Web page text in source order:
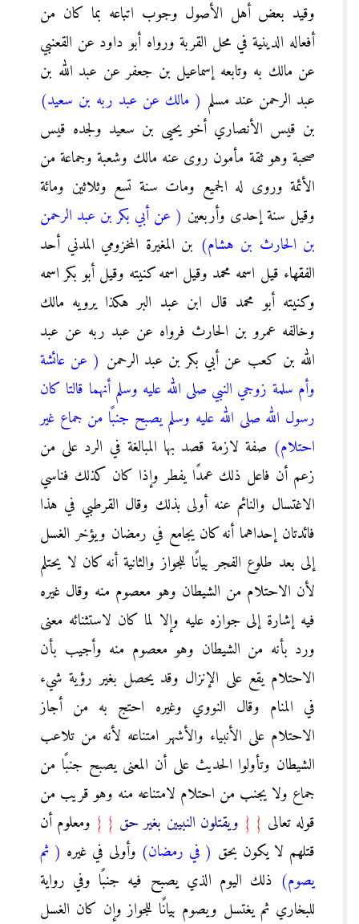
وقيد بعض أهل الأصول وجوب اتباعه بما كان من
أفعاله الدينية في محل القربة ورواه أبو داود عن القعنبي
عن مالك به وتابعه إسماعيل بن جعفر عن عبد الله بن
عبد الرحمن عند مسلم ( مالك عن عبد ربه بن سعيد)
بن قيس الأنصاري أخو يحيى بن سعيد ولجده قيس
صحبة وهو ثقة مأمون روى عنه مالك وشعبة وجماعة من
الأئمة وروى له الجميع ومات سنة تسع وثلاثين ومائة
وقيل سنة إحدى وأربعين ( عن أبي بكر بن عبد الرحمن
بن الحارث بن هشام) بن المغيرة المخزومي المدني أحد
الفقهاء قيل اسمه محمد وقيل اسمه كنيته وقيل أبو بكر اسمه
وكنيته أبو محمد قال ابن عبد البر هكذا يرويه مالك
وخالفه عمرو بن الحارث فرواه عن عبد ربه عن عبد
الله بن كعب عن أبي بكر بن عبد الرحمن ( عن عائشة
وأم سلمة زوجي النبي صلى الله عليه وسلم أنهما قالتا كان
رسول الله صلى الله عليه وسلم يصبح جنبًا من جماع غير
احتلام) صفة لازمة قصد بها المبالغة في الرد على من
زعم أن فاعل ذلك عمدًا يفطر وإذا كان كذلك فناسي
الاغتسال والنائم عنه أولى بذلك وقال القرطبي في هذا
فائدتان إحداهما أنه كان يجامع في رمضان ويؤخر الغسل
إلى بعد طلوع الفجر بيانًا للجواز والثانية أنه كان لا يحتلم
لأن الاحتلام من الشيطان وهو معصوم منه وقال غيره
فيه إشارة إلى جوازه عليه وإلا لما كان لاستثنائه معنى
ورد بأنه من الشيطان وهو معصوم منه وأجيب بأن
الاحتلام يقع على الإنزال وقد يحصل بغير رؤية شيء
في المنام وقال النووي وغيره احتج به من أجاز
الاحتلام على الأنبياء والأشهر امتناعه لأنه من تلاعب
الشيطان وتأولوا الحديث على أن المعنى يصبح جنبًا من
جماع ولا يجنب من احتلام لامتناعه منه وهو قريب من
قوله تعالى {
{ ويقتلون النبيين بغير حق }
} ومعلوم أن
قتلهم لا يكون بحق ( في رمضان) وأولى في غيره ( ثم
يصوم) ذلك اليوم الذي يصبح فيه جنبًا وفي رواية
للبخاري ثم يغتسل ويصوم بيانًا للجواز وإن كان الغسل